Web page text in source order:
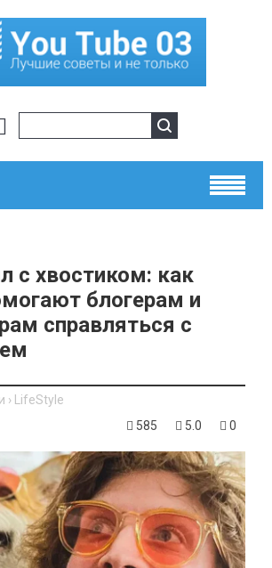
с хвостиком: как
блогерам и
справляться с
› LifeStyle
585 5.0 0